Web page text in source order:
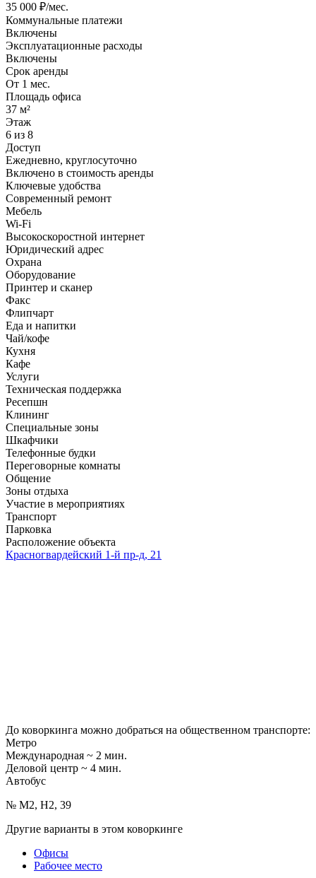
35 000 ₽/мес.
Коммунальные платежи
Включены
Эксплуатационные расходы
Включены
Срок аренды
От 1 мес.
Площадь офиса
37 м²
Этаж
6 из 8
Доступ
Ежедневно, круглосуточно
Включено в стоимость аренды
Ключевые удобства
Современный ремонт
Мебель
Wi-Fi
Высокоскоростной интернет
Юридический адрес
Охрана
Оборудование
Принтер и сканер
Факс
Флипчарт
Еда и напитки
Чай/кофе
Кухня
Кафе
Услуги
Техническая поддержка
Ресепшн
Клининг
Специальные зоны
Шкафчики
Телефонные будки
Переговорные комнаты
Общение
Зоны отдыха
Участие в мероприятиях
Транспорт
Парковка
Расположение объекта
Красногвардейский 1-й пр-д, 21
До коворкинга можно добраться на общественном транспорте:
Метро
Международная ~ 2 мин.
Деловой центр ~ 4 мин.
Автобус
№ М2, Н2, 39
Другие варианты в этом коворкинге
Офисы
Рабочее место